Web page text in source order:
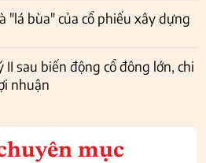
"lá bùa" của cổ phiếu xây dựng
sau biến động cổ đông lớn, chi
nhuận
mục